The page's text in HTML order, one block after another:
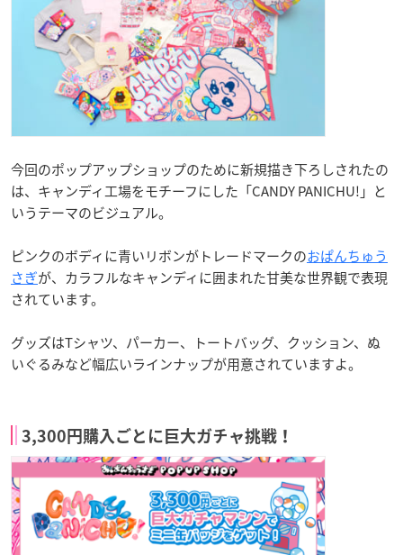
今回のポップアップショップのために新規描き下ろしされたの
は、キャンディ工場をモチーフにした「CANDY PANICHU!」と
いうテーマのビジュアル。
ピンクのボディに青いリボンがトレードマークのおぱんちゅう
さぎが、カラフルなキャンディに囲まれた甘美な世界観で表現
されています。
グッズはTシャツ、パーカー、トートバッグ、クッション、ぬ
いぐるみなど幅広いラインナップが用意されていますよ。
3,300円購入ごとに巨大ガチャ挑戦！